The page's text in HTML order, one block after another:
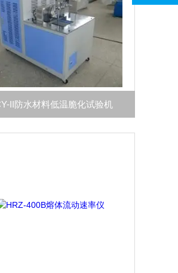
II防水材料低温脆化试验机